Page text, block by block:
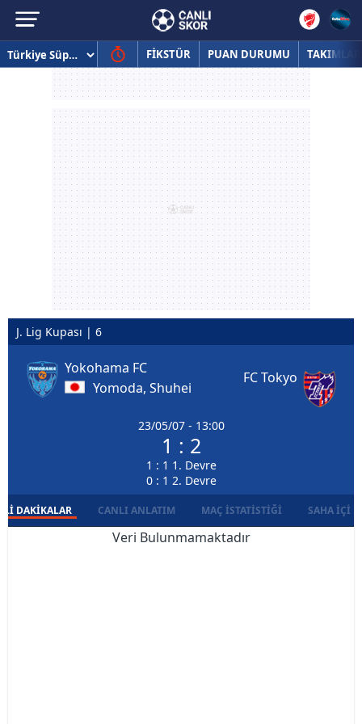
FİKSTÜR PUAN DURUMU TAKIMLAR
J. Lig Kupası | 6
Yokohama FC
Yomoda, Shuhei
23/05/07 - 13:00
1 : 2
1 : 1 1. Devre
0 : 1 2. Devre
FC Tokyo
DAKIKALAR CANLI ANLATIM MAÇ İSTATISTIĞI SAHA İÇI
Veri Bulunmamaktadır